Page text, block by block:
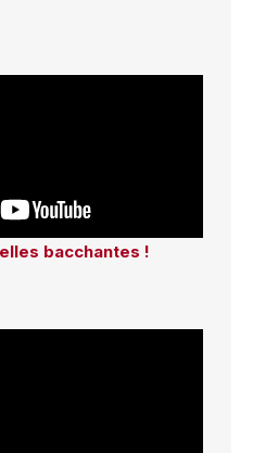
bacchantes !